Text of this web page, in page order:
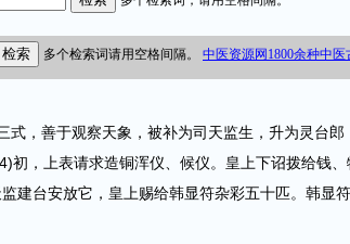
，善于观察天象，被补为司天监生，升为灵台郎
，上表请求造铜浑仪、候仪。皇上下诏拨给钱、
建台安放它，皇上赐给韩显符杂彩五十匹。韩显